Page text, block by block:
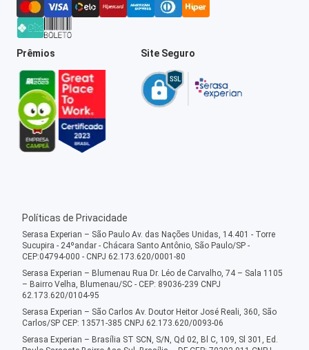
Prêmios Site Seguro
Políticas de Privacidade
Serasa Experian – São Paulo Av. das Nações Unidas, 14.401 - Torre
Sucupira - 24ºandar - Chácara Santo Antônio, São Paulo/SP -
CEP:04794-000 - CNPJ 62.173.620/0001-80
Serasa Experian – Blumenau Rua Dr. Léo de Carvalho, 74 – Sala 1105
– Bairro Velha, Blumenau/SC - CEP: 89036-239 CNPJ
62.173.620/0104-95
Serasa Experian – São Carlos Av. Doutor Heitor José Reali, 360, São
Carlos/SP CEP: 13571-385 CNPJ 62.173.620/0093-06
Serasa Experian – Brasília ST SCN, S/N, Qd 02, Bl C, 109, Sl 301, Ed.